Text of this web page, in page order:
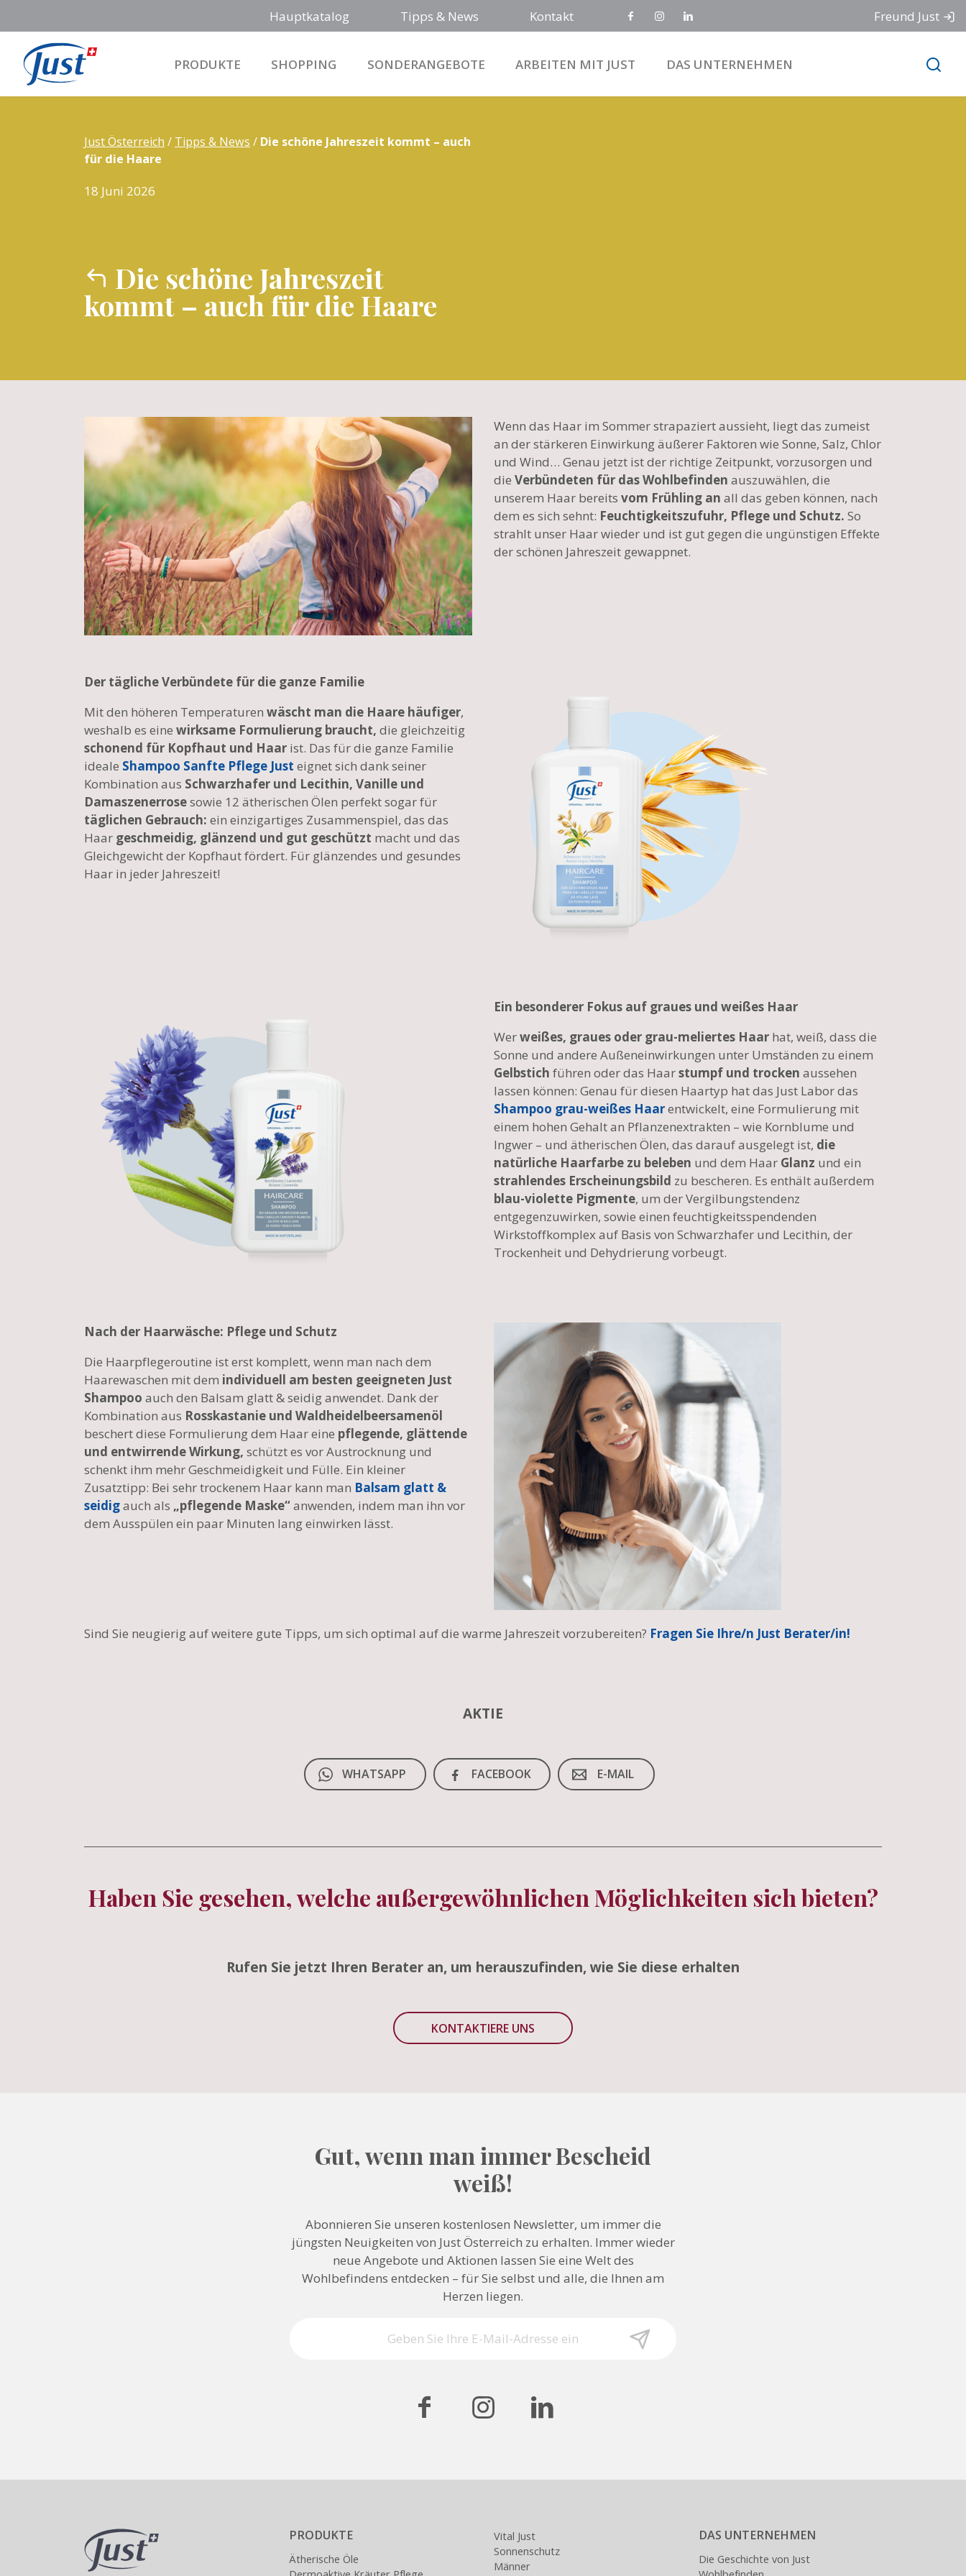
Hauptkatalog Tipps & News Kontakt Freund Just
Main NavigationPRODUKTE SHOPPING SONDERANGEBOTE ARBEITEN MIT JUST DAS UNTERNEHMEN
Just Österreich / Tipps & News / Die schöne Jahreszeit kommt – auch
für die Haare
18 Juni 2026
Die schöne Jahreszeit
kommt – auch für die Haare
Wenn das Haar im Sommer strapaziert aussieht, liegt das zumeist
an der stärkeren Einwirkung äußerer Faktoren wie Sonne, Salz, Chlor
und Wind… Genau jetzt ist der richtige Zeitpunkt, vorzusorgen und
die Verbündeten für das Wohlbefinden auszuwählen, die
unserem Haar bereits vom Frühling an all das geben können, nach
dem es sich sehnt: Feuchtigkeitszufuhr, Pflege und Schutz. So
strahlt unser Haar wieder und ist gut gegen die ungünstigen Effekte
der schönen Jahreszeit gewappnet.
Der tägliche Verbündete für die ganze Familie
Mit den höheren Temperaturen wäscht man die Haare häufiger,
weshalb es eine wirksame Formulierung braucht, die gleichzeitig
schonend für Kopfhaut und Haar ist. Das für die ganze Familie
ideale Shampoo Sanfte Pflege Just eignet sich dank seiner
Kombination aus Schwarzhafer und Lecithin, Vanille und
Damaszenerrosesowie 12 ätherischen Ölen perfekt sogar für
täglichen Gebrauch: ein einzigartiges Zusammenspiel, das das
Haar geschmeidig, glänzend und gut geschützt macht und das
Gleichgewicht der Kopfhaut fördert. Für glänzendes und gesundes
Haar in jeder Jahreszeit!
Ein besonderer Fokus auf graues und weißes Haar
Werweißes, graues oder grau-meliertes Haar hat, weiß, dass die
Sonne und andere Außeneinwirkungen unter Umständen zu einem
Gelbstich führen oder das Haarstumpf und trocken aussehen
lassen können: Genau für diesen Haartyp hat das Just Labor das
Shampoo grau-weißes Haarentwickelt, eine Formulierung mit
einem hohen Gehalt an Pflanzenextrakten – wie Kornblume und
Ingwer – und ätherischen Ölen, das darauf ausgelegt ist, die
natürliche Haarfarbe zu beleben und dem Haar Glanz und ein
strahlendes Erscheinungsbild zu bescheren. Es enthält außerdem
blau-violette Pigmente, um der Vergilbungstendenz
entgegenzuwirken, sowie einen feuchtigkeitsspendenden
Wirkstoffkomplex auf Basis von Schwarzhafer und Lecithin, der
Trockenheit und Dehydrierung vorbeugt.
Nach der Haarwäsche: Pflege und Schutz
Die Haarpflegeroutine ist erst komplett, wenn man nach dem
Haarewaschen mit dem individuell am besten geeigneten Just
Shampoo auch den Balsam glatt & seidig anwendet. Dank der
Kombination aus Rosskastanie und Waldheidelbeersamenöl
beschert diese Formulierung dem Haar eine pflegende, glättende
und entwirrende Wirkung, schützt es vor Austrocknung und
schenkt ihm mehr Geschmeidigkeit und Fülle. Ein kleiner
Zusatztipp: Bei sehr trockenem Haar kann man Balsam glatt &
seidigauch als „pflegende Maske“anwenden, indem man ihn vor
dem Ausspülen ein paar Minuten lang einwirken lässt.
Sind Sie neugierig auf weitere gute Tipps, um sich optimal auf die warme Jahreszeit vorzubereiten? Fragen Sie Ihre/n Just Berater/in!
AKTIE
WHATSAPP FACEBOOK E-MAIL
Haben Sie gesehen, welche außergewöhnlichen Möglichkeiten sich bieten?
Rufen Sie jetzt Ihren Berater an, um herauszufinden, wie Sie diese erhalten
KONTAKTIERE UNS
Gut, wenn man immer Bescheid
weiß!
Abonnieren Sie unseren kostenlosen Newsletter, um immer die
jüngsten Neuigkeiten von Just Österreich zu erhalten. Immer wieder
neue Angebote und Aktionen lassen Sie eine Welt des
Wohlbefindens entdecken – für Sie selbst und alle, die Ihnen am
Herzen liegen.
PRODUKTE
Ätherische Öle
Vital Just
Sonnenschutz
Männer
DAS UNTERNEHMEN
Die Geschichte von Just